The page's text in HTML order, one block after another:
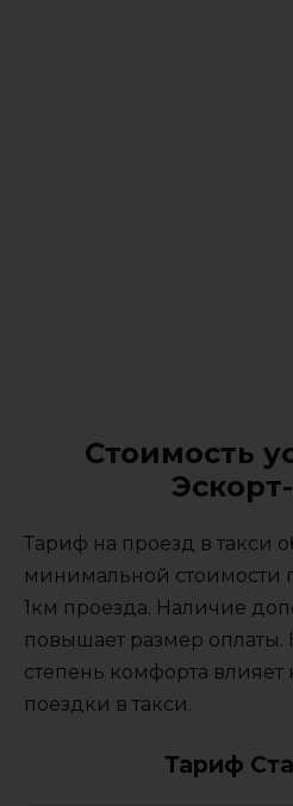
Стоимость
Тариф на проезд в такси
минимальной стоимости
1км проезда. Наличие
повышает размер
степень комфорта влияет
поездки в такси.
Тариф